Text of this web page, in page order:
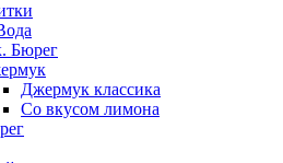
Бюрег
Джермук классика
Со вкусом лимона